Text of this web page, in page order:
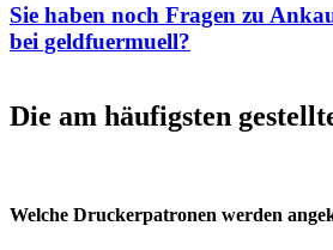
Sie haben noch Fragen zu
bei geldfuermuell?
Die am häufigsten
Welche Druckerpatronen werden